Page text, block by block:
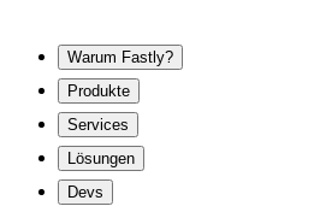
Warum Fastly?
Produkte
Services
Lösungen
Devs